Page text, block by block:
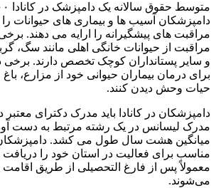
دامپزشکان آسیب ها و بیماری های حیوانات
مراقبت های پیشگیرانه را ارایه می دهند.
مراقبت از حیوانات خانگی اهلی مانند سگ،
و سایر پستانداران کوچک تخصص دارند.
برای درمان بیماران حیوانی خود از مزارع،
حیات وحش دیدن کنند.
دامپزشکان در کانادا باید مدرک دکترای
مدرک لیسانس در یک رشته مرتبط به دست
میانگین هشت سال طول می کشد. دامپزشکان
مناسب برای فعالیت در استان خود را
معمولاً پس از فارغ التحصیلی از طریق اقامت
می‌شوند.